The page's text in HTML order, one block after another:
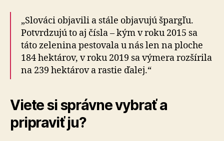
„Slováci objavili a stále objavujú špargľu.
Potvrdzujú to aj čísla – kým v roku 2015 sa
táto zelenina pestovala u nás len na ploche
184 hektárov, v roku 2019 sa výmera rozšírila
na 239 hektárov a rastie ďalej.“
Viete si správne vybrať a
pripraviť ju?